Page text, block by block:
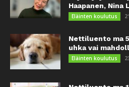
Haapanen, Nina
Eläinten koulutus
Nettiluento ma
uhka vai
Eläinten koulutus